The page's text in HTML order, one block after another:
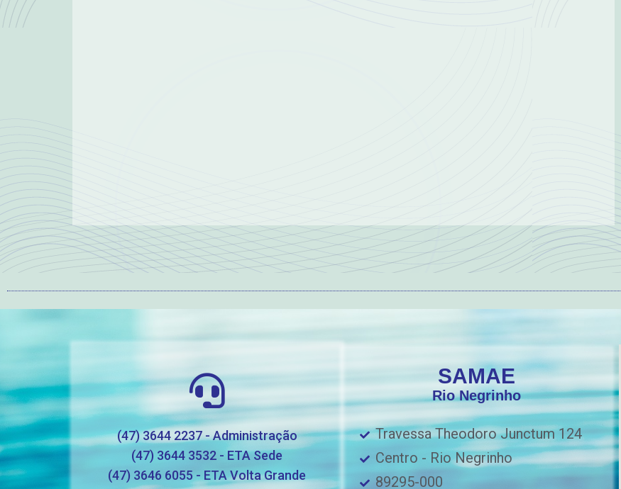
(47) 3644 2237 - Administração
(47) 3644 3532 - ETA Sede
(47) 3646 6055 - ETA Volta Grande
SAMAE
Rio Negrinho
Travessa Theodoro Junctum 124
Centro - Rio Negrinho
89295-000